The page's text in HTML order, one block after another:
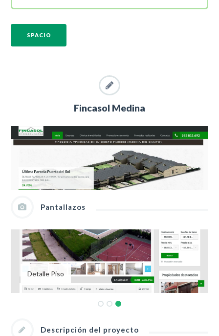
SPACIO
Fincasol Medina
Pantallazos
Detalle Piso
Descripción del proyecto